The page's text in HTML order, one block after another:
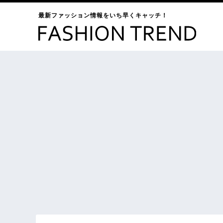
最新ファッション情報をいち早くキャッチ！